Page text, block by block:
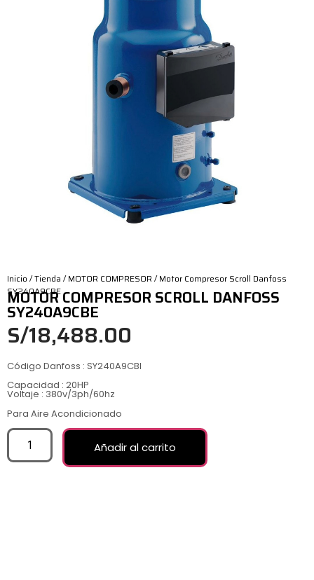
Inicio /Tienda /MOTOR COMPRESOR / Motor Compresor Scroll Danfoss
SY240A9CBE
MOTOR COMPRESOR SCROLL DANFOSS
SY240A9CBE
S/18,488.00
Código Danfoss : SY240A9CBI
Capacidad : 20HP
Voltaje : 380v/3ph/60hz
Para Aire Acondicionado
Añadir al carrito